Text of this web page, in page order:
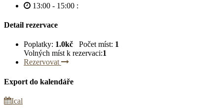
13:00 - 15:00 :
Detail rezervace
Poplatky: 1.0kč Počet míst: 1
Volných míst k rezervaci:1
Rezervovat
Export do kalendáře
Ical